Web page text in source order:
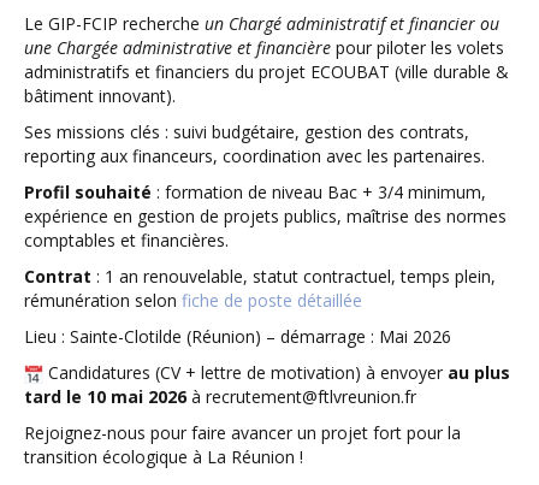
Le GIP-FCIP recherche un Chargé administratif et financier ou
une Chargée administrative et financière pour piloter les volets
administratifs et financiers du projet ECOUBAT (ville durable &
bâtiment innovant).
Ses missions clés : suivi budgétaire, gestion des contrats,
reporting aux financeurs, coordination avec les partenaires.
Profil souhaité : formation de niveau Bac + 3/4 minimum,
expérience en gestion de projets publics, maîtrise des normes
comptables et financières.
Contrat : 1 an renouvelable, statut contractuel, temps plein,
rémunération selon fiche de poste détaillée
Lieu : Sainte-Clotilde (Réunion) – démarrage : Mai 2026
Candidatures (CV + lettre de motivation) à envoyer au plus
tard le 10 mai 2026 à recrutement@ftlvreunion.fr
Rejoignez-nous pour faire avancer un projet fort pour la
transition écologique à La Réunion !